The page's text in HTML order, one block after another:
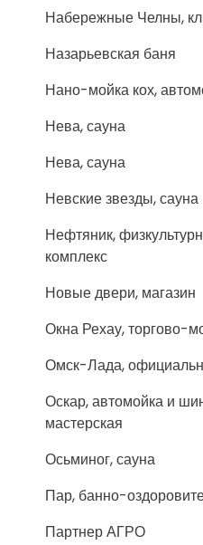
Набережные Челны,
Назарьевская баня
Нано-мойка кох,
Нева, сауна
Нева, сауна
Невские звезды, сауна
Нефтяник,
комплекс
Новые двери, магазин
Окна Рехау, торгово-
Омск-Лада,
Оскар, автомойка и
мастерская
Осьминог, сауна
Пар, банно-
Партнер АГРО